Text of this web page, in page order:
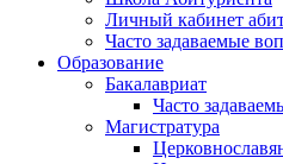
Личный кабинет
Часто задаваемые
Образование
Бакалавриат
Часто
Магистратура